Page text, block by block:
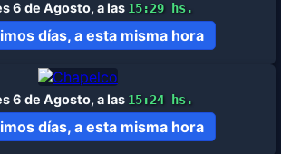
6 de Agosto, a las 15:29 hs.
días, a esta misma hora
6 de Agosto, a las 15:24 hs.
días, a esta misma hora